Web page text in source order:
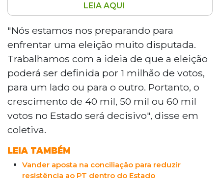
O PT declarou Mato Grosso do Sul como
estado prioritário para a reeleição do
presidente Lula em 2026. O secretário-
geral do partido, Henrique Fontana,
afirmou que a eleição pode ser definida
por 1 milhão de votos e que crescer entre
40 e 60 mil votos no estado será decisivo.
O partido aposta na chapa de Fábio Trad
ao governo estadual e planeja eleger três
deputados federais e dois senadores.
LEIA AQUI
"Nós estamos nos preparando para
enfrentar uma eleição muito disputada.
Trabalhamos com a ideia de que a eleição
poderá ser definida por 1 milhão de votos,
para um lado ou para o outro. Portanto, o
crescimento de 40 mil, 50 mil ou 60 mil
votos no Estado será decisivo", disse em
coletiva.
LEIA TAMBÉM
Vander aposta na conciliação para reduzir
resistência ao PT dentro do Estado